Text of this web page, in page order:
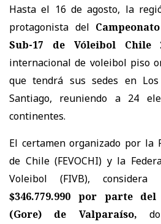
Hasta el 16 de agosto, la
protagonista del
Sub-17 de Vóleibol Chile
internacional de voleibol piso
que tendrá sus sedes en
Santiago, reuniendo a 24
continentes.
El certamen organizado por la
de Chile (FEVOCHI) y la
Voleibol (FIVB), considera
$346.779.990 por parte
(Gore) de Valparaíso,